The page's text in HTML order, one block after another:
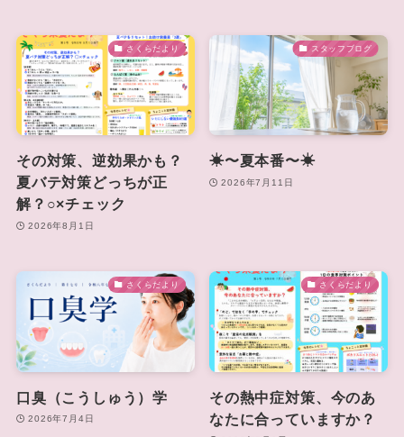
さくらだより
その対策、逆効果かも？
夏バテ対策どっちが正
解？○×チェック
2026年8月1日
スタッフブログ
☀〜夏本番〜☀
2026年7月11日
さくらだより
口臭（こうしゅう）学
2026年7月4日
さくらだより
その熱中症対策、今のあ
なたに合っていますか？